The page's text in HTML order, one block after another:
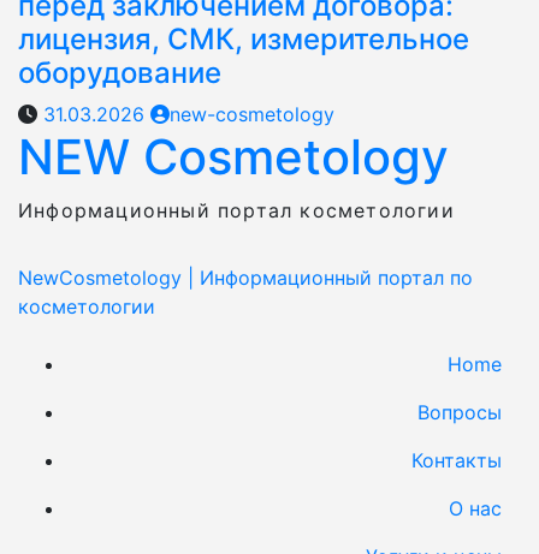
лицензия, СМК, измерительное
оборудование
31.03.2026 new-cosmetology
NEW Cosmetology
Информационный портал косметологии
NewCosmetology
Информационный портал по
косметологии
Home
Вопросы
Контакты
О нас